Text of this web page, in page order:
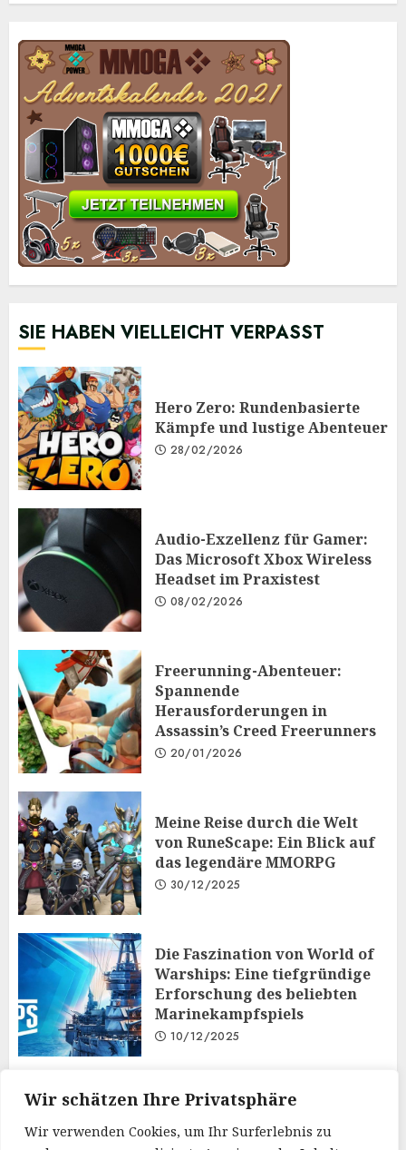
Wir schätzen Ihre Privatsphäre
Wir verwenden Cookies, um Ihr Surferlebnis zu
SIE HABEN VIELLEICHT VERPASST
Hero Zero: Rundenbasierte
Kämpfe und lustige Abenteuer
28/02/2026
Audio-Exzellenz für Gamer:
Das Microsoft Xbox Wireless
Headset im Praxistest
08/02/2026
Freerunning-Abenteuer:
Spannende
Herausforderungen in
Assassin’s Creed Freerunners
20/01/2026
Meine Reise durch die Welt
von RuneScape: Ein Blick auf
das legendäre MMORPG
30/12/2025
Die Faszination von World of
Warships: Eine tiefgründige
Erforschung des beliebten
Marinekampfspiels
10/12/2025
Taktisches Denken und
Diplomatie: Der
Mehrspielermodus von Iron